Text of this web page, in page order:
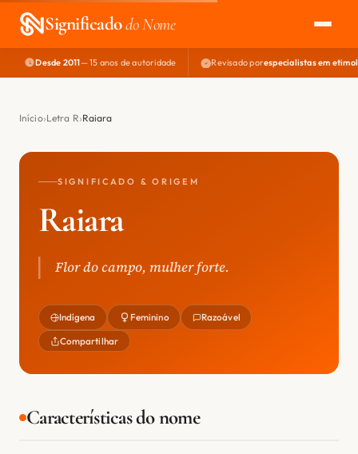
Significadodo Nome
EXPLORAR
NOME PERFEITO
Desde 2011— 15 anos de autoridade Revisado porespecialistas em
Início Letra R Raiara
SIGNIFICADO & ORIGEM
Raiara
Flor do campo, mulher forte.
Indígena Feminino Razoável
Compartilhar
Características do nome